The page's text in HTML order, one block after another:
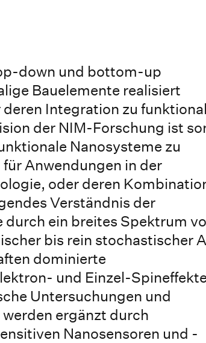
down und bottom-up
Bauelemente realisiert
Integration zu
der NIM-Forschung ist
Nanosysteme zu
Anwendungen in der
oder deren
Verständnis der
ein breites Spektrum
bis rein stochastischer
dominierte
und Einzel-
Untersuchungen und
ergänzt durch
Nanosensoren und -